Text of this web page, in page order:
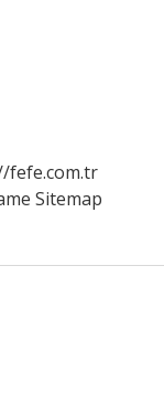
fefe.com.tr
Sitemap